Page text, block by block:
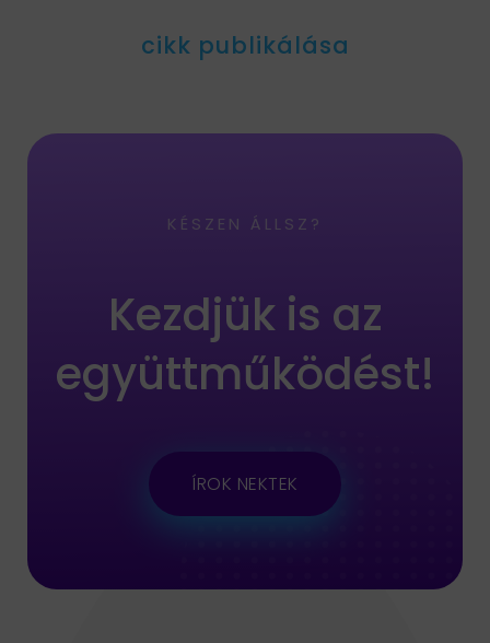
cikk publikálása
KÉSZEN ÁLLSZ?
Kezdjük is az
együttműködést!
ÍROK NEKTEK